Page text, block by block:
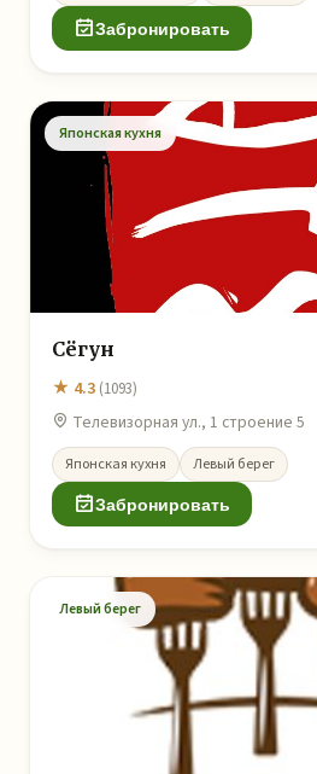
Забронировать
Японская кухня
Сёгун
★ 4.3 (1093)
Телевизорная ул., 1 строение 5
Японская кухня Левый берег
Забронировать
Левый берег